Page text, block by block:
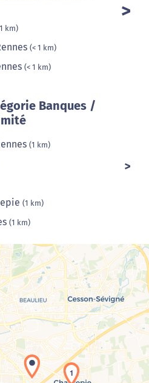
km)
(< 1 km)
(< 1 km)
Banques /
(1 km)
(1 km)
(1 km)
de la carte en cours...
1